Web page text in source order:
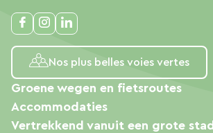
Nos plus belles voies vertes
Groene wegen en fietsroutes
Accommodaties
Vertrekkend vanuit een grote stad